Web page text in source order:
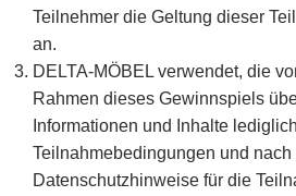
Teilnehmer die Geltung dieser
an.
DELTA-MÖBEL verwendet, die
Rahmen dieses Gewinnspiels
Informationen und Inhalte
Teilnahmebedingungen und
Datenschutzhinweise für die